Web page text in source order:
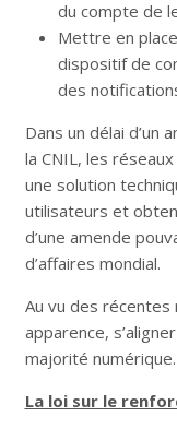
du compte de
Mettre en
dispositif de
des
Dans un délai d’un
la CNIL, les
une solution
utilisateurs et
d’une amende
d’affaires mondial.
Au vu des
apparence,
majorité numérique.
La loi sur le